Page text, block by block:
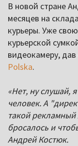
В новой стране
месяцев на
курьеры. Уже
курьерской
видеокамеру, дав
Polska.
«Нет, ну слушай,
человек. А
такой рекламный
бросалось и
Андрей Костюк.